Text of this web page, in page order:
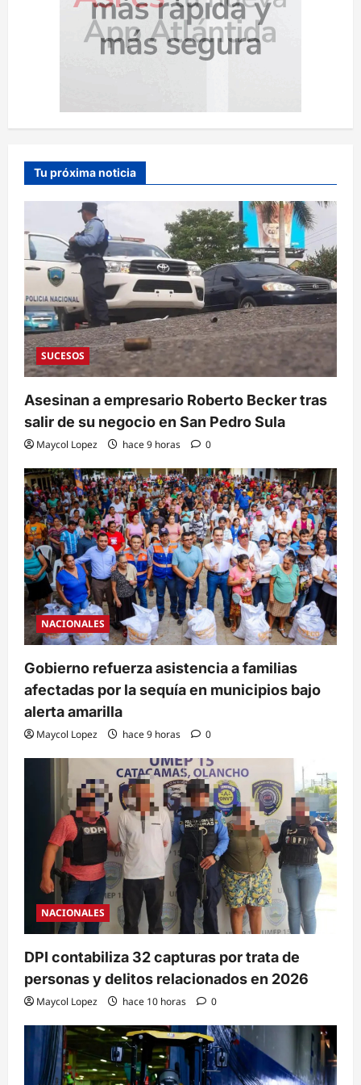
Tu próxima noticia
SUCESOS
Asesinan a empresario Roberto Becker tras
salir de su negocio en San Pedro Sula
Maycol Lopez hace 9 horas 0
NACIONALES
Gobierno refuerza asistencia a familias
afectadas por la sequía en municipios bajo
alerta amarilla
Maycol Lopez hace 9 horas 0
NACIONALES
DPI contabiliza 32 capturas por trata de
personas y delitos relacionados en 2026
Maycol Lopez hace 10 horas 0